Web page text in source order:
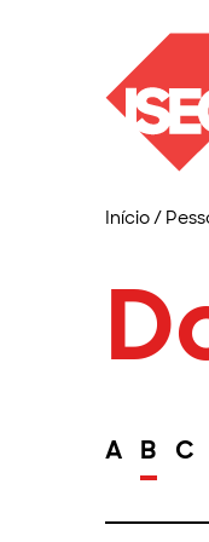
Início/
A B C